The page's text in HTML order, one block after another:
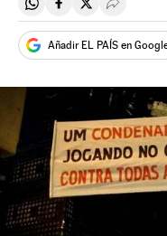
Compartir en
Compartir en
Compartir en
Añadir EL PAÍS en